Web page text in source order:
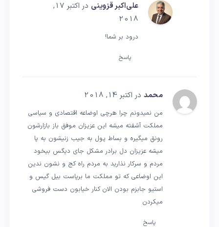
علی‌اکبر قزوینی
در اکتبر 17,
2018
درود بر شما!
پاسخ
محمد در اکتبر 14, 2018
من نمیدونم چرا هرچی اوضاعه اقتصادی و سیاسی
مملکت آشفته میشه این عزیزان موفق باز بازارشون
رونق میگیره و بساط پول به جیب زنیشون به پا
میشه عزیزان دل برادر مشکل جای دیگس بیخود
مردم و سرکار نذارید به مردم راه کج و نشون ندین
این اوضاعی که تو مملکت ما برپاست بیل گیس و
استیو جابزم بودن الان کنار خیابون دست فروشی
میکردن
پاسخ